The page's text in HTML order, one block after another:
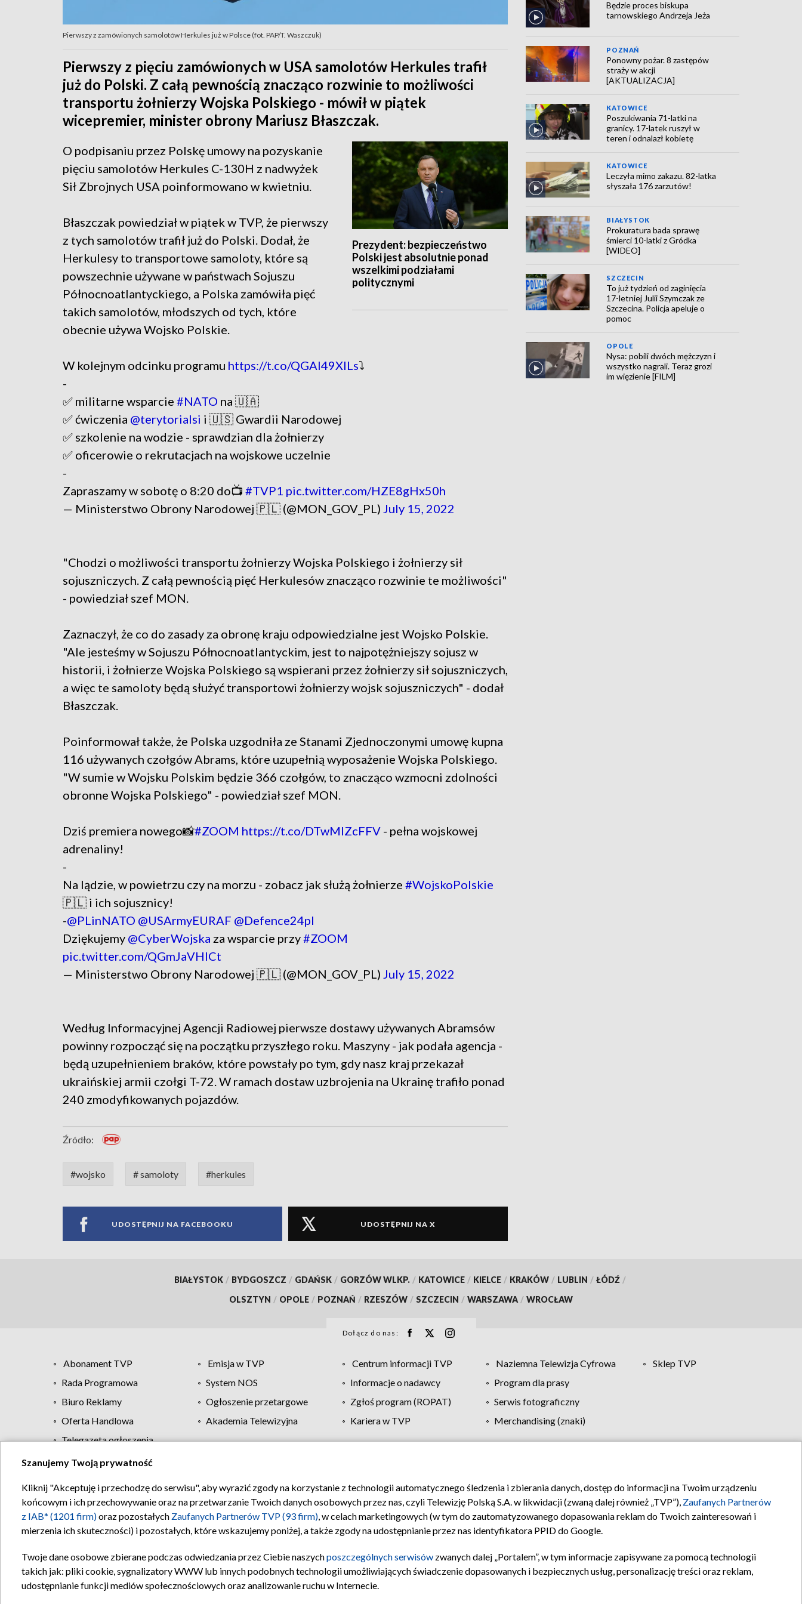
Pierwszy z zamówionych samolotów Herkules już w Polsce (fot. PAP/T. Waszczuk)
Pierwszy z pięciu zamówionych w USA samolotów Herkules trafił
już do Polski. Z całą pewnością znacząco rozwinie to możliwości
transportu żołnierzy Wojska Polskiego - mówił w piątek
wicepremier, minister obrony Mariusz Błaszczak.
Prezydent: bezpieczeństwo
Polski jest absolutnie ponad
wszelkimi podziałami
politycznymi
O podpisaniu przez Polskę umowy na pozyskanie
pięciu samolotów Herkules C-130H z nadwyżek
Sił Zbrojnych USA poinformowano w kwietniu.
Błaszczak powiedział w piątek w TVP, że pierwszy
z tych samolotów trafił już do Polski. Dodał, że
Herkulesy to transportowe samoloty, które są
powszechnie używane w państwach Sojuszu
Północnoatlantyckiego, a Polska zamówiła pięć
takich samolotów, młodszych od tych, które
obecnie używa Wojsko Polskie.
W kolejnym odcinku programu https://t.co/QGAI49XILs⤵️
-
✅ militarne wsparcie #NATO na 🇺🇦
✅ ćwiczenia @terytorialsi i 🇺🇸 Gwardii Narodowej
✅ szkolenie na wodzie - sprawdzian dla żołnierzy
✅ oficerowie o rekrutacjach na wojskowe uczelnie
-
Zapraszamy w sobotę o 8:20 do📺 #TVP1 pic.twitter.com/HZE8gHx50h
— Ministerstwo Obrony Narodowej 🇵🇱 (@MON_GOV_PL) July 15, 2022
"Chodzi o możliwości transportu żołnierzy Wojska Polskiego i żołnierzy sił
sojuszniczych. Z całą pewnością pięć Herkulesów znacząco rozwinie te możliwości"
- powiedział szef MON.
Zaznaczył, że co do zasady za obronę kraju odpowiedzialne jest Wojsko Polskie.
"Ale jesteśmy w Sojuszu Północnoatlantyckim, jest to najpotężniejszy sojusz w
historii, i żołnierze Wojska Polskiego są wspierani przez żołnierzy sił sojuszniczych,
a więc te samoloty będą służyć transportowi żołnierzy wojsk sojuszniczych" - dodał
Błaszczak.
Poinformował także, że Polska uzgodniła ze Stanami Zjednoczonymi umowę kupna
116 używanych czołgów Abrams, które uzupełnią wyposażenie Wojska Polskiego.
"W sumie w Wojsku Polskim będzie 366 czołgów, to znacząco wzmocni zdolności
obronne Wojska Polskiego" - powiedział szef MON.
Dziś premiera nowego📸#ZOOM https://t.co/DTwMIZcFFV - pełna wojskowej
adrenaliny!
-
Na lądzie, w powietrzu czy na morzu - zobacz jak służą żołnierze #WojskoPolskie
🇵🇱 i ich sojusznicy!
-@PLinNATO @USArmyEURAF @Defence24pl
Dziękujemy @CyberWojska za wsparcie przy#ZOOM
pic.twitter.com/QGmJaVHICt
— Ministerstwo Obrony Narodowej 🇵🇱 (@MON_GOV_PL) July 15, 2022
Według Informacyjnej Agencji Radiowej pierwsze dostawy używanych Abramsów
powinny rozpocząć się na początku przyszłego roku. Maszyny - jak podała agencja -
będą uzupełnieniem braków, które powstały po tym, gdy nasz kraj przekazał
ukraińskiej armii czołgi T-72. W ramach dostaw uzbrojenia na Ukrainę trafiło ponad
240 zmodyfikowanych pojazdów.
Źródło:
#wojsko # samoloty #herkules
UDOSTĘPNIJ NA FACEBOOKU UDOSTĘPNIJ NA X
Będzie proces biskupa
tarnowskiego Andrzeja Jeża
POZNAŃ
Ponowny pożar. 8 zastępów
straży w akcji
[AKTUALIZACJA]
KATOWICE
Poszukiwania 71-latki na
granicy. 17-latek ruszył w
teren i odnalazł kobietę
KATOWICE
Leczyła mimo zakazu. 82-latka
słyszała 176 zarzutów!
BIAŁYSTOK
Prokuratura bada sprawę
śmierci 10-latki z Gródka
[WIDEO]
SZCZECIN
To już tydzień od zaginięcia
17-letniej Julii Szymczak ze
Szczecina. Policja apeluje o
pomoc
OPOLE
Nysa: pobili dwóch mężczyzn i
wszystko nagrali. Teraz grozi
im więzienie [FILM]
BIAŁYSTOK / BYDGOSZCZ / GDAŃSK / GORZÓW WLKP. / KATOWICE / KIELCE / KRAKÓW / LUBLIN / ŁÓDŹ /
OLSZTYN / OPOLE / POZNAŃ / RZESZÓW / SZCZECIN / WARSZAWA / WROCŁAW
Dołącz do nas:
Abonament TVP Emisja w TVP Centrum informacji TVP Naziemna Telewizja Cyfrowa
Sklep TVP
Rada Programowa
System NOS Informacje o nadawcy
Program dla prasy
Biuro Reklamy
Ogłoszenie przetargowe Zgłoś program (ROPAT)
Serwis fotograficzny
Oferta Handlowa
Akademia Telewizyjna Kariera w TVP
Merchandising (znaki)
Telegazeta ogłoszenia
Regulamin TVP Polityka prywatności Moje zgody Pomoc Biuro reklamy Kontakt
Szanujemy Twoją prywatność
Kliknij "Akceptuję i przechodzę do serwisu", aby wyrazić zgody na korzystanie z technologii automatycznego śledzenia i zbierania danych, dostęp do informacji na Twoim urządzeniu
końcowym i ich przechowywanie oraz na przetwarzanie Twoich danych osobowych przez nas, czyli Telewizję Polską S.A. w likwidacji (zwaną dalej również „TVP”), Zaufanych Partnerów
z IAB* (1201 firm)oraz pozostałych Zaufanych Partnerów TVP (93 firm), w celach marketingowych (w tym do zautomatyzowanego dopasowania reklam do Twoich zainteresowań i
mierzenia ich skuteczności) i pozostałych, które wskazujemy poniżej, a także zgody na udostępnianie przez nas identyfikatora PPID do Google.
Twoje dane osobowe zbierane podczas odwiedzania przez Ciebie naszychposzczególnych serwisów zwanych dalej „Portalem”, w tym informacje zapisywane za pomocą technologii
takich jak: pliki cookie, sygnalizatory WWW lub innych podobnych technologii umożliwiających świadczenie dopasowanych i bezpiecznych usług, personalizację treści oraz reklam,
udostępnianie funkcji mediów społecznościowych oraz analizowanie ruchu w Internecie.